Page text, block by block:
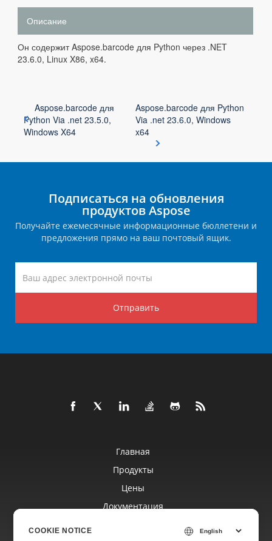
Описание
Он содержит Aspose.barcode для Python через .NET
23.6.0, Linux X86, x64.
Aspose.barcode для
Python Via .net 23.5.0,
Windows X64
Aspose.barcode для Python
Via .net 23.6.0, Windows
x64
Подписаться на обновления
продуктов Aspose
Получайте ежемесячные информационные бюллетени и
предложения прямо на ваш почтовый ящик.
Отправить
Главная
Продукты
Цены
Документация
COOKIE NOTICE